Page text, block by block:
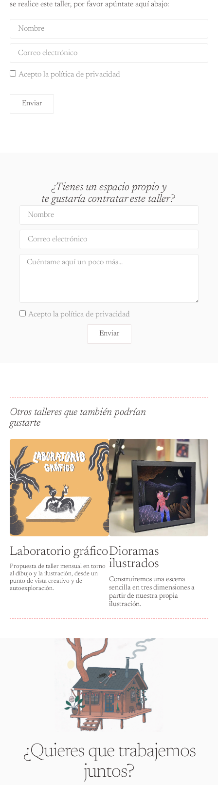
se realice este taller, por favor apúntate aquí abajo:
Acepto la política de privacidad
Enviar
¿Tienes un espacio propio y
te gustaría contratar este taller?
Acepto la política de privacidad
Enviar
Otros talleres que también podrían
gustarte
Laboratorio gráfico
Propuesta de taller mensual en torno
al dibujo y la ilustración, desde un
punto de vista creativo y de
autoexploración.
Dioramas
ilustrados
Construiremos una escena
sencilla en tres dimensiones a
partir de nuestra propia
ilustración.
¿Quieres que trabajemos
juntos?